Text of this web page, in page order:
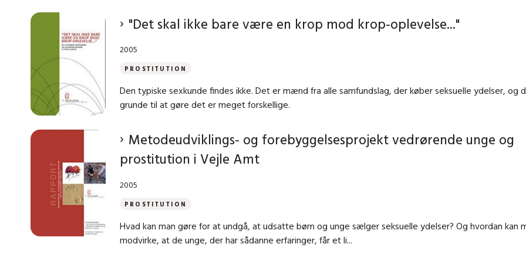
"Det skal ikke bare være en krop mod krop-oplevelse..."
2005
PROSTITUTION
Den typiske sexkunde findes ikke. Det er mænd fra alle samfundslag, der køber seksuelle ydelser, og
grunde til at gøre det er meget forskellige.
Metodeudviklings- og forebyggelsesprojekt vedrørende unge og
prostitution i Vejle Amt
2005
PROSTITUTION
Hvad kan man gøre for at undgå, at udsatte børn og unge sælger seksuelle ydelser? Og hvordan kan
modvirke, at de unge, der har sådanne erfaringer, får et li...